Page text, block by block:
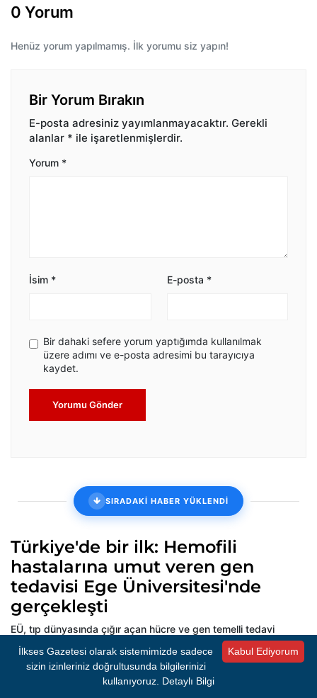
0 Yorum
Henüz yorum yapılmamış. İlk yorumu siz yapın!
Bir Yorum Bırakın
E-posta adresiniz yayımlanmayacaktır. Gerekli
alanlar * ile işaretlenmişlerdir.
Yorum *
İsim * E-posta *
Bir dahaki sefere yorum yaptığımda kullanılmak
üzere adımı ve e-posta adresimi bu tarayıcıya
kaydet.
Yorumu Gönder
SIRADAKİ HABER YÜKLENDİ
Türkiye'de bir ilk: Hemofili
hastalarına umut veren gen
tedavisi Ege Üniversitesi'nde
gerçekleşti
EÜ, tıp dünyasında çığır açan hücre ve gen temelli tedavi
yöntemlerinin merkezi oldu. Prof. Dr. Kaan Kavaklı, Türkiye'de ilk
kez hemofili gen tedavisinin Ege Üniversitesi'nde başarıyla
uygulandığını ve son 6 yılda 29 hemofili hastasının bu yöntemle
sağlığına kavuştuğunu açıkladı.
Kabul Ediyorum
İlkses Gazetesi olarak sistemimizde sadece
sizin izinleriniz doğrultusunda bilgilerinizi
kullanıyoruz. Detaylı Bilgi